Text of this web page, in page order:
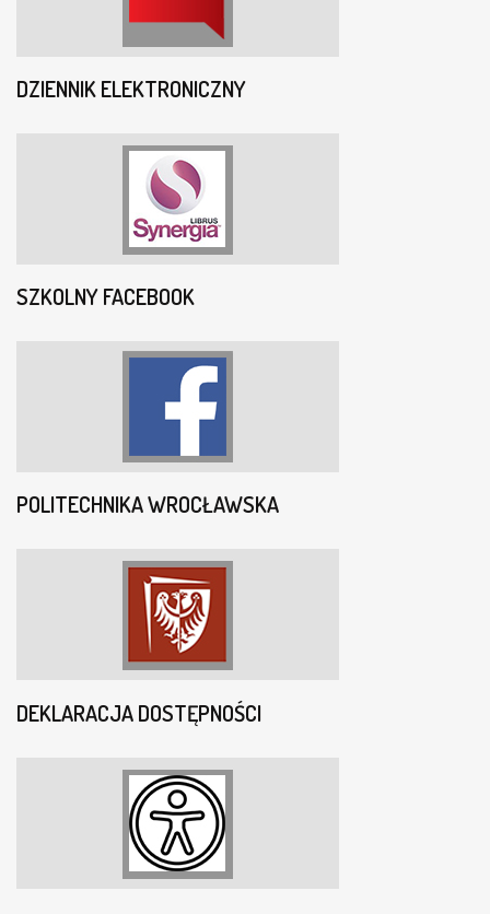
DZIENNIK ELEKTRONICZNY
SZKOLNY FACEBOOK
POLITECHNIKA WROCŁAWSKA
DEKLARACJA DOSTĘPNOŚCI